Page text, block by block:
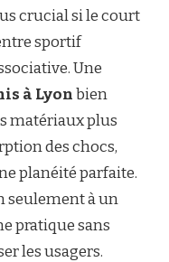
crucial si le court
sportif
Une
à Lyonbien
matériaux plus
des chocs,
planéité parfaite.
seulement à un
pratique sans
les usagers.